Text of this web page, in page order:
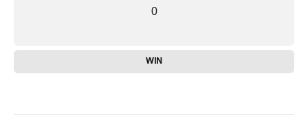
0
WIN